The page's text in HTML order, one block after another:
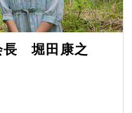
長 堀田康之
岳 山小屋を営